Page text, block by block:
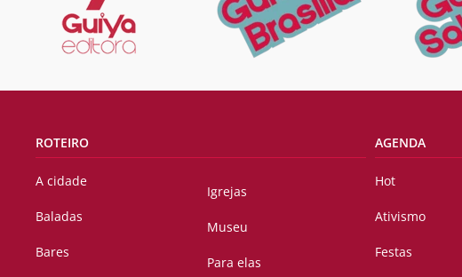
ROTEIRO
A cidade
Baladas
Bares
Igrejas
Museu
Para elas
AGENDA
Hot
Ativismo
Festas